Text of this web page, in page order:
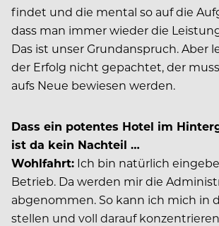
findet und die mental so auf die
dass man immer wieder die
Das ist unser Grundanspruch. Aber
der Erfolg nicht gepachtet, der
aufs Neue bewiesen werden.
Dass ein potentes Hotel im
ist da kein Nachteil …
Wohlfahrt: Ich bin natürlich
Betrieb. Da werden mir die
abgenommen. So kann ich mich in
stellen und voll darauf